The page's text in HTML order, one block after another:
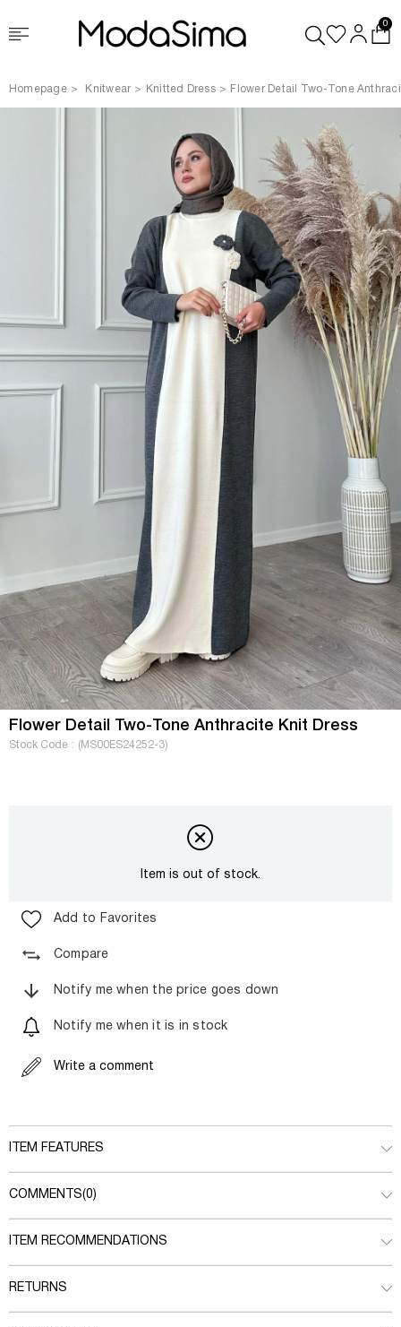
0
Homepage Knitwear Knitted Dress Flower Detail Two-Tone
Flower Detail Two-Tone Anthracite Knit Dress
Stock Code (MS00ES24252-3)
Item is out of stock.
Add to Favorites
Compare
Notify me when the price goes down
Notify me when it is in stock
Write a comment
ITEM FEATURES
COMMENTS(0)
ITEM RECOMMENDATIONS
RETURNS